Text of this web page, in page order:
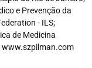
e Prevenção da
- ILS;
de Medicina
www.szpilman.com